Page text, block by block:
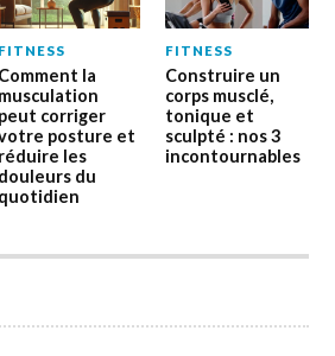
FITNESS
Comment la
musculation
peut corriger
posture et
réduire les
douleurs du
quotidien
FITNESS
Construire un
corps musclé,
tonique et
sculpté : nos 3
incontournables